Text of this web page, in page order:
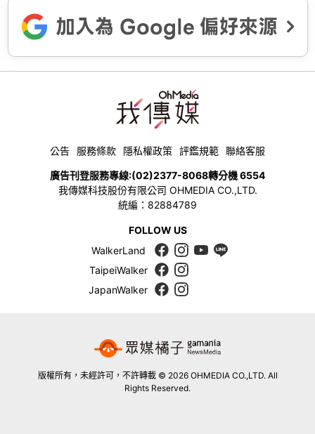
公告 服務條款 隱私權政策 評鑑規範 聯絡客服
廣告刊登服務專線:(02)2377-8068轉分機 6554
我傳媒科技股份有限公司 OHMEDIA CO.,LTD.
統編：82884789
FOLLOW US
WalkerLand
TaipeiWalker
JapanWalker
版權所有，未經許可，不許轉載 © 2026 OHMEDIA CO.,LTD. All
Rights Reserved.